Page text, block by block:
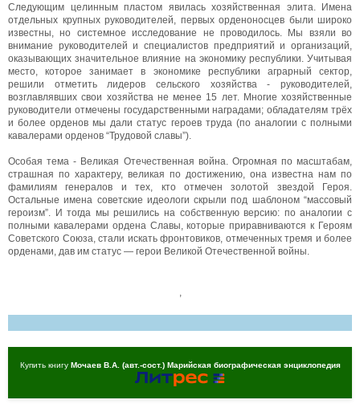
Следующим целинным пластом явилась хозяйственная элита. Имена
отдельных крупных руководителей, первых орденоносцев были широко
известны, но системное исследование не проводилось. Мы взяли во
внимание руководителей и специалистов предприятий и организаций,
оказывающих значительное влияние на экономику республики. Учитывая
место, которое занимает в экономике республики аграрный сектор,
решили отметить лидеров сельского хозяйства - руководителей,
возглавлявших свои хозяйства не менее 15 лет. Многие хозяйственные
руководители отмечены государственными наградами; обладателям трёх
и более орденов мы дали статус героев труда (по аналогии с полными
кавалерами орденов “Трудовой славы”).
Особая тема - Великая Отечественная война. Огромная по масштабам,
страшная по характеру, великая по достижению, она известна нам по
фамилиям генералов и тех, кто отмечен золотой звездой Героя.
Остальные имена советские идеологи скрыли под шаблоном “массовый
героизм”. И тогда мы решились на собственную версию: по аналогии с
полными кавалерами ордена Славы, которые приравниваются к Героям
Советского Союза, стали искать фронтовиков, отмеченных тремя и более
орденами, дав им статус — герои Великой Отечественной войны.
,
Купить книгу Мочаев В.А. (авт.-сост.) Марийская биографическая энциклопедия